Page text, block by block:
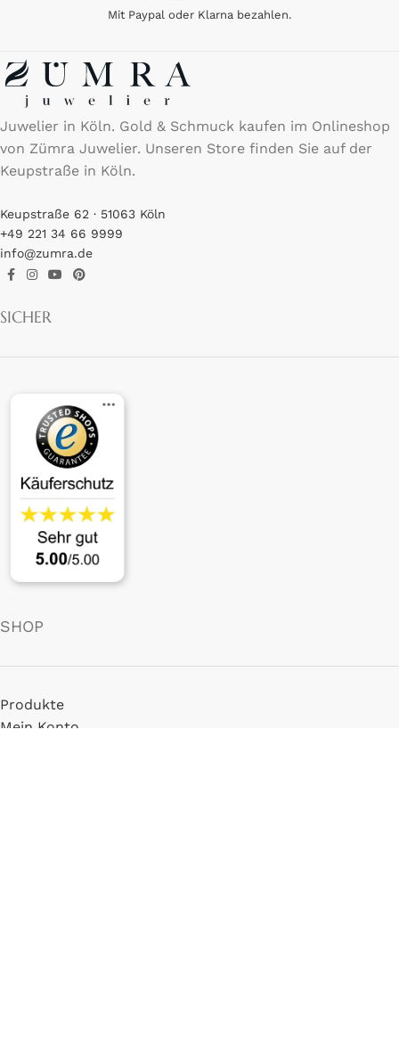
Mit Paypal oder Klarna bezahlen.
Juwelier in Köln. Gold & Schmuck kaufen im Onlineshop
von Zümra Juwelier. Unseren Store finden Sie auf der
Keupstraße in Köln.
Keupstraße 62 · 51063 Köln
+49 221 34 66 9999
info@zumra.de
SICHER
SHOP
Produkte
Mein Konto